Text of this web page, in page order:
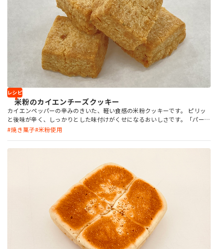
レシピ
米粉のカイエンチーズクッキー
カイエンペッパーの辛みのきいた、軽い食感の米粉クッキーです。 ピリッ
と後味が辛く、しっかりとした味付けがくせになるおいしさです。「パール
インショートニング」でサクサクと軽い食感にし、何個でも食べられるク
焼き菓子 米粉使用